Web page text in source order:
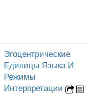
Эгоцентрические
Единицы Языка И
Режимы
Интерпретации